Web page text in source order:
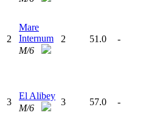
2
Mare
Internum
M/6
2 51.0 -
3
El Alibey
M/6
3 57.0 -